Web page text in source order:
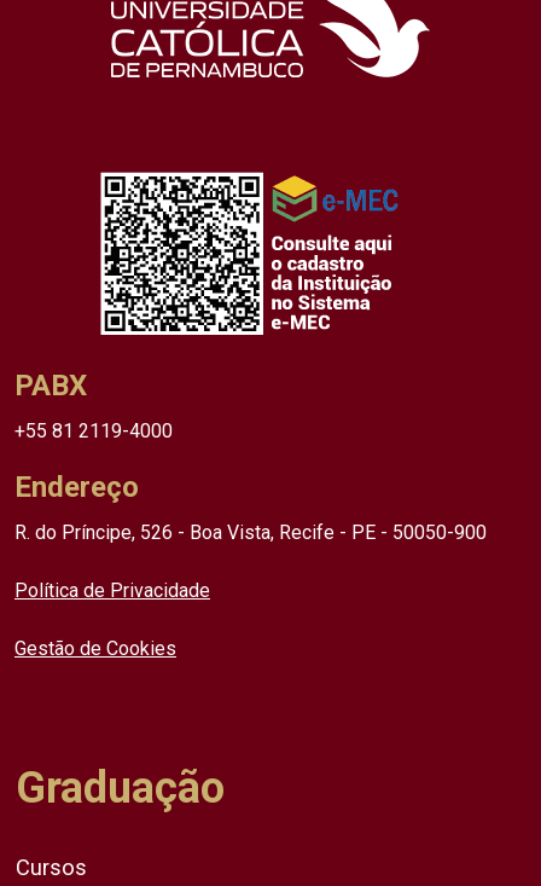
PABX
+55 81 2119-4000
Endereço
R. do Príncipe, 526 - Boa Vista, Recife - PE - 50050-900
Política de Privacidade
Gestão de Cookies
Graduação
Cursos